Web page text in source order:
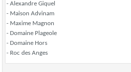
- Alexandre Giquel
- Maison Advinam
- Maxime Magnon
- Domaine Plageole
- Domaine Hors
- Roc des Anges